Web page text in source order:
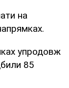
на
упродовж
85